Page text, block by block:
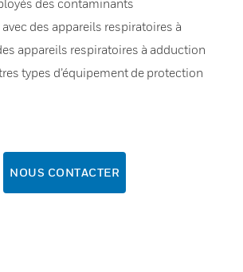
des appareils respiratoires à
appareils respiratoires à adduction
types d’équipement de protection
NOUS CONTACTER